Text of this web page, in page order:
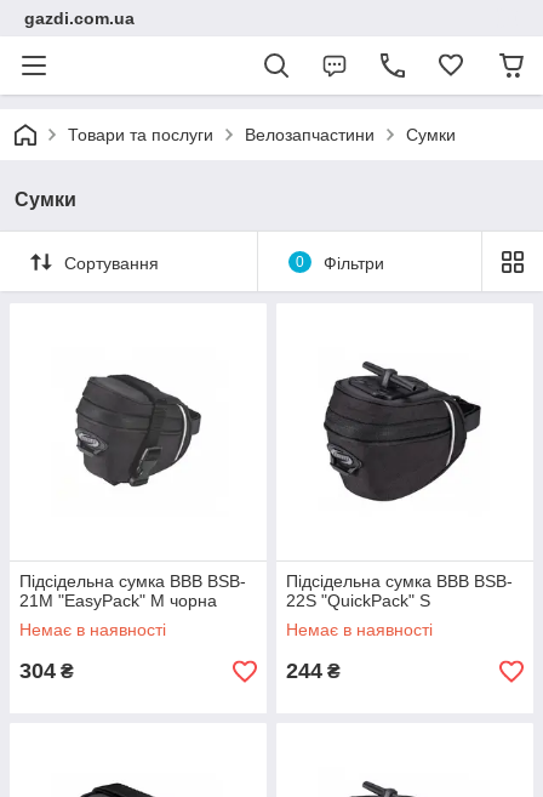
gazdi.com.ua
Товари та послуги Велозапчастини Сумки
Сумки
Сортування 0 Фільтри
Підсідельна сумка BBB BSB-
21M "EasyPack" M чорна
Немає в наявності
304 ₴
Підсідельна сумка BBB BSB-
22S "QuickPack" S
Немає в наявності
244 ₴